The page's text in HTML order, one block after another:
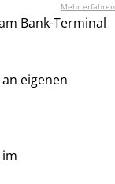
Mehr erfahren
Bank-Terminal
eigenen